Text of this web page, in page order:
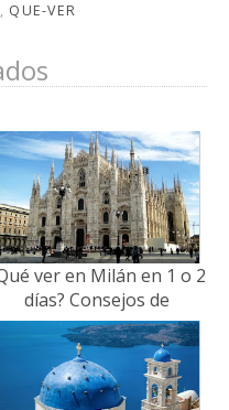
, QUE-VER
ver en Milán en 1 o 2
días? Consejos de
organización (2026)